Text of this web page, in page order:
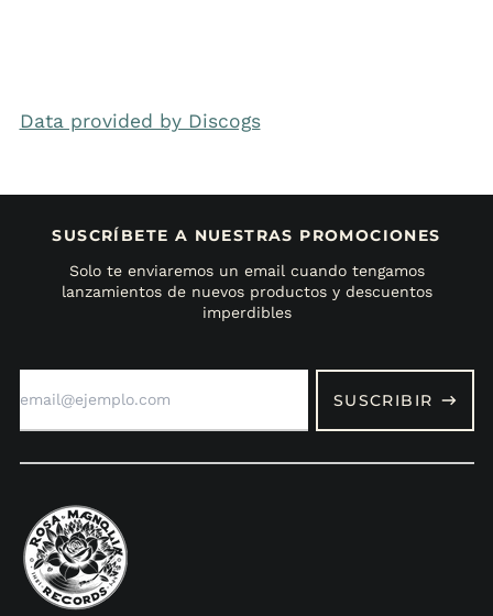
Data provided by Discogs
SUSCRÍBETE A NUESTRAS PROMOCIONES
Solo te enviaremos un email cuando tengamos
lanzamientos de nuevos productos y descuentos
imperdibles
SUSCRIBIR